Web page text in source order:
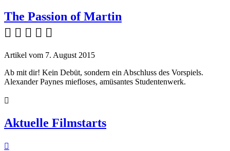
The Passion of Martin
    
Artikel vom 7. August 2015
Ab mit dir! Kein Debüt, sondern ein Abschluss des Vorspiels.
Alexander Paynes miefloses, amüsantes Studentenwerk.

Aktuelle Filmstarts
